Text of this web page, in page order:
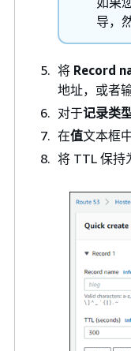
导，
将 Record
地址，或者
对于记录类
在值文本框
将 TTL 保持